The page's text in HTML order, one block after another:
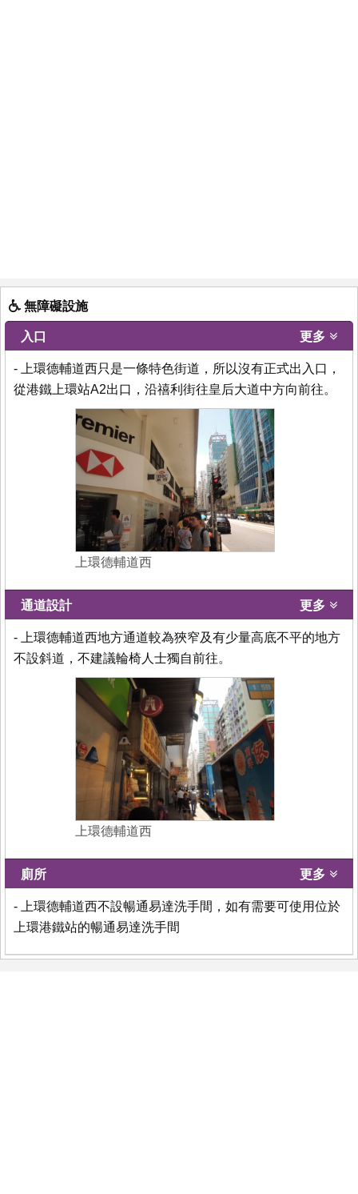
無障礙設施
入口 更多
- 上環德輔道西只是一條特色街道，所以沒有正式出入口，
從港鐵上環站A2出口，沿禧利街往皇后大道中方向前往。
上環德輔道西
通道設計 更多
- 上環德輔道西地方通道較為狹窄及有少量高底不平的地方
不設斜道，不建議輪椅人士獨自前往。
上環德輔道西
廁所 更多
- 上環德輔道西不設暢通易達洗手間，如有需要可使用位於
上環港鐵站的暢通易達洗手間